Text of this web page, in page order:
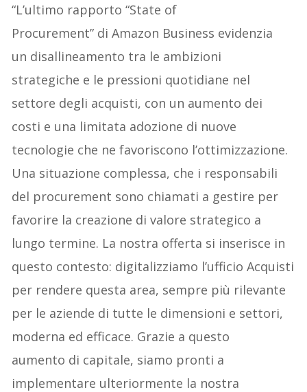
“L’ultimo rapporto “State of
Procurement” di Amazon Business evidenzia
un disallineamento tra le ambizioni
strategiche e le pressioni quotidiane nel
settore degli acquisti, con un aumento dei
costi e una limitata adozione di nuove
tecnologie che ne favoriscono l’ottimizzazione.
Una situazione complessa, che i responsabili
del procurement sono chiamati a gestire per
favorire la creazione di valore strategico a
lungo termine. La nostra offerta si inserisce in
questo contesto: digitalizziamo l’ufficio Acquisti
per rendere questa area, sempre più rilevante
per le aziende di tutte le dimensioni e settori,
moderna ed efficace. Grazie a questo
aumento di capitale, siamo pronti a
implementare ulteriormente la nostra